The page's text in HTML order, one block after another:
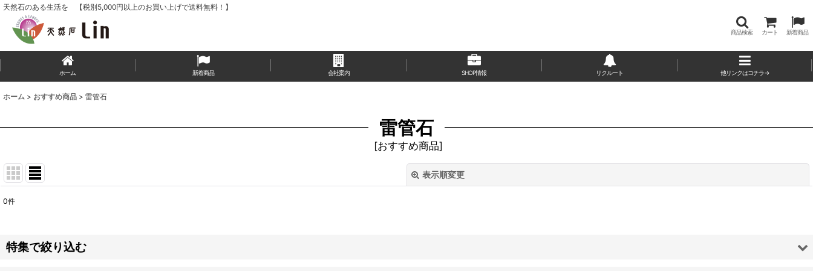
天然石のある生活を 【税別5,000円以上のお買い上げで送料無料！】
商品検索 カート 新着商品
ホーム 新着商品 会社案内 SHOP情報 リクルート 他リンクはコチラ→
ホーム > おすすめ商品 > 雷管石
雷管石
[おすすめ商品]
表示順変更
並び順:
0件
特集で絞り込む